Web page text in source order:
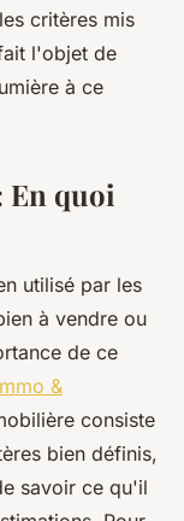
critères mis
l'objet de
à ce
quoi
utilisé par les
à vendre ou
de ce
&
consiste
bien définis,
savoir ce qu'il